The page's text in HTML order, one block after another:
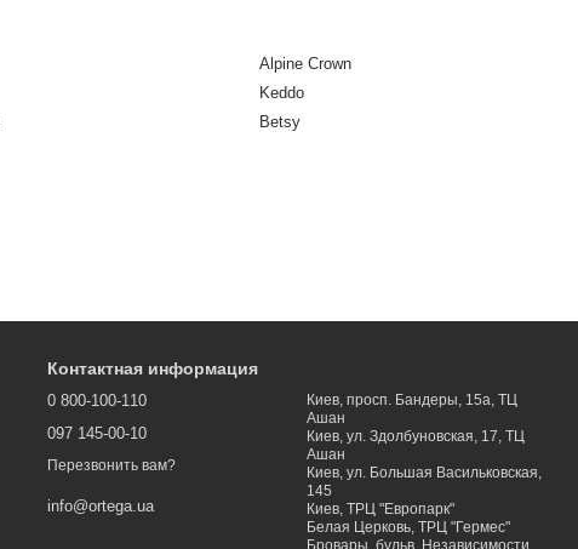
Alpine Crown
Keddo
Betsy
Контактная информация
0 800-100-110
097 145-00-10
Перезвонить вам?
info@ortega.ua
Киев, просп. Бандеры, 15а, ТЦ
Ашан
Киев, ул. Здолбуновская, 17, ТЦ
Ашан
Киев, ул. Большая Васильковская,
145
Киев, ТРЦ "Европарк"
Белая Церковь, ТРЦ "Гермес"
Бровары, бульв. Независимости,